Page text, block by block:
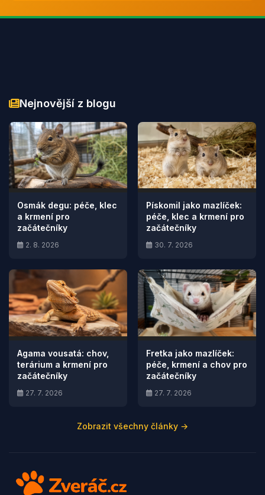
Nejnovější z blogu
Osmák degu: péče, klec
a krmení pro
začátečníky
2. 8. 2026
Pískomil jako mazlíček:
péče, klec a krmení pro
začátečníky
30. 7. 2026
Agama vousatá: chov,
terárium a krmení pro
začátečníky
27. 7. 2026
Fretka jako mazlíček:
péče, krmení a chov pro
začátečníky
27. 7. 2026
Zobrazit všechny články →